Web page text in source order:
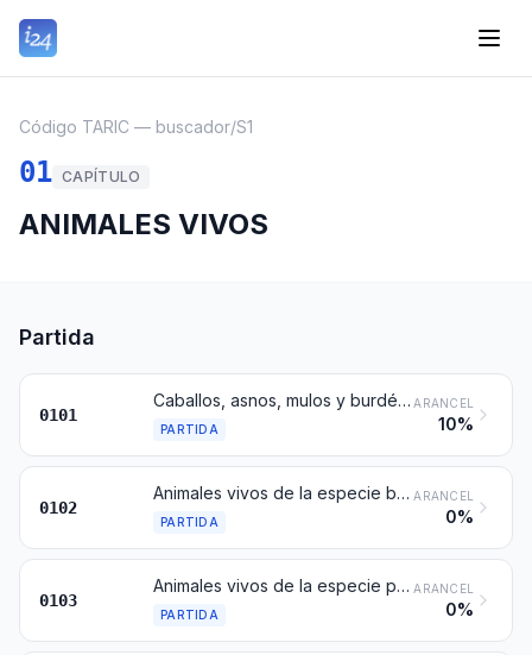
Código TARIC — buscador/S1
01 CAPÍTULO
ANIMALES VIVOS
Partida
0101
Caballos, asnos, mulos y burdéganos, vivos
PARTIDA
ARANCEL
10%
0102
Animales vivos de la especie bovina
PARTIDA
ARANCEL
0%
0103
Animales vivos de la especie porcina
PARTIDA
ARANCEL
0%